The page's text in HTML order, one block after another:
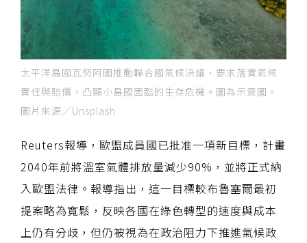
太平洋島國瓦努阿圖推動聯合國氣候決議，要求落實氣候
責任與賠償，凸顯小島國面臨的生存危機。圖為示意圖。
圖片來源／Unsplash
Reuters報導，歐盟成員國已批准一項新目標，計畫
2040年前將溫室氣體排放量減少90%，並將正式納
入歐盟法律。報導指出，這一目標較布魯塞爾最初
提案略為寬鬆，反映各國在綠色轉型的速度與成本
上仍有分歧，但仍被視為在政治阻力下推進氣候政